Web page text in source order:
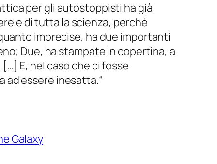
per gli autostoppisti ha già
e di tutta la scienza, perché
imprecise, ha due importanti
Due, ha stampate in copertina, a
[…] E, nel caso che ci fosse
ad essere inesatta.“
Galaxy